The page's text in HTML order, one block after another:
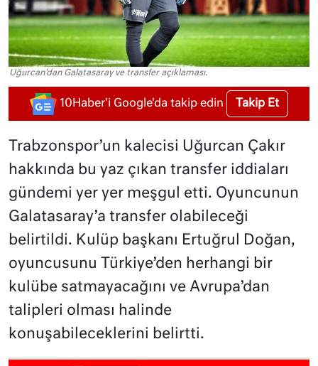
Uğurcan'dan Galatasaray ve transfer açıklaması.
10Haber'i Google'da takip edin Takip Et
Trabzonspor’un kalecisi Uğurcan Çakır
hakkında bu yaz çıkan transfer iddiaları
gündemi yer yer meşgul etti. Oyuncunun
Galatasaray’a transfer olabileceği
belirtildi. Kulüp başkanı Ertuğrul Doğan,
oyuncusunu Türkiye’den herhangi bir
kulübe satmayacağını ve Avrupa’dan
talipleri olması halinde
konuşabileceklerini belirtti.